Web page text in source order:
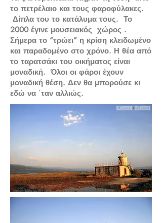
το πετρέλαιο και τους φαροφύλακες.
Δίπλα του το κατάλυμα τους. Το
2000 έγινε μουσειακός χώρος .
Σήμερα το “τρώει” η κρίση κλειδωμένο
και παραδομένο στο χρόνο. Η θέα από
το ταρατσάκι του οικήματος είναι
μοναδική. Όλοι οι φάροι έχουν
μοναδική θέση. Δεν θα μπορούσε κι
εδώ να ΄ταν αλλιώς.